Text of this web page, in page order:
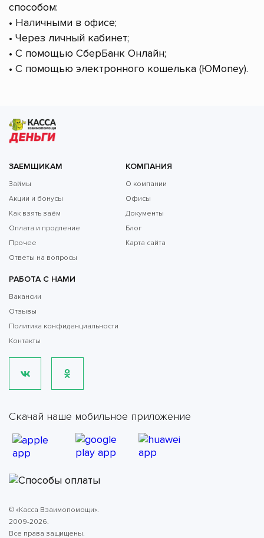
способом:
• Наличными в офисе;
• Через личный кабинет;
• С помощью СберБанк Онлайн;
• С помощью электронного кошелька (ЮMoney).
ЗАЕМЩИКАМ
Займы
Акции и бонусы
Как взять заём
Оплата и продление
Прочее
Ответы на вопросы
КОМПАНИЯ
О компании
Офисы
Документы
Блог
Карта сайта
РАБОТА С НАМИ
Вакансии
Отзывы
Политика конфиденциальности
Контакты
Скачай наше мобильное приложение
© «Касса Взаимопомощи».
2009-2026.
Все права защищены.